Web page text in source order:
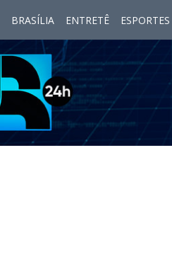
BRASÍLIA ENTRETÊ ESPORTES